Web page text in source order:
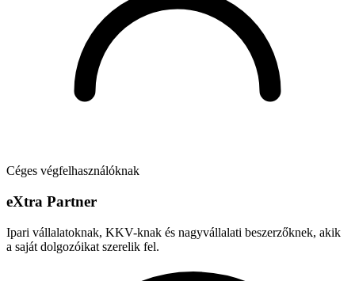
Céges végfelhasználóknak
eXtra Partner
Ipari vállalatoknak, KKV-knak és nagyvállalati beszerzőknek, akik
a saját dolgozóikat szerelik fel.